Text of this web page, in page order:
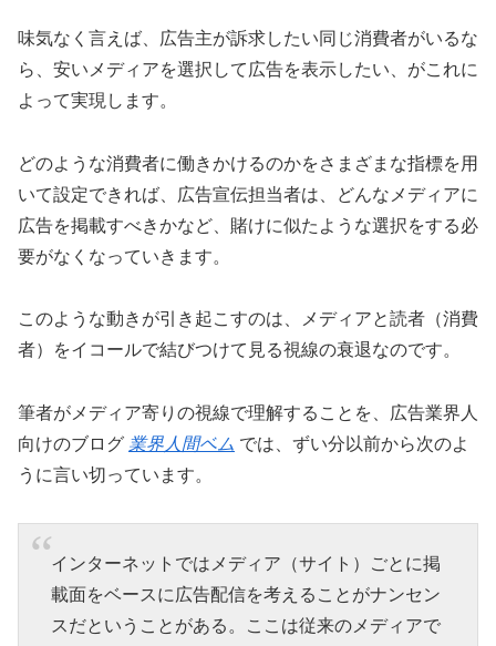
味気なく言えば、広告主が訴求したい同じ消費者がいるな
ら、安いメディアを選択して広告を表示したい、がこれに
よって実現します。
どのような消費者に働きかけるのかをさまざまな指標を用
いて設定できれば、広告宣伝担当者は、どんなメディアに
広告を掲載すべきかなど、賭けに似たような選択をする必
要がなくなっていきます。
このような動きが引き起こすのは、メディアと読者（消費
者）をイコールで結びつけて見る視線の衰退なのです。
筆者がメディア寄りの視線で理解することを、広告業界人
向けのブログ 業界人間ベム では、ずい分以前から次のよ
うに言い切っています。
インターネットではメディア（サイト）ごとに掲
載面をベースに広告配信を考えることがナンセン
スだということがある。ここは従来のメディアで